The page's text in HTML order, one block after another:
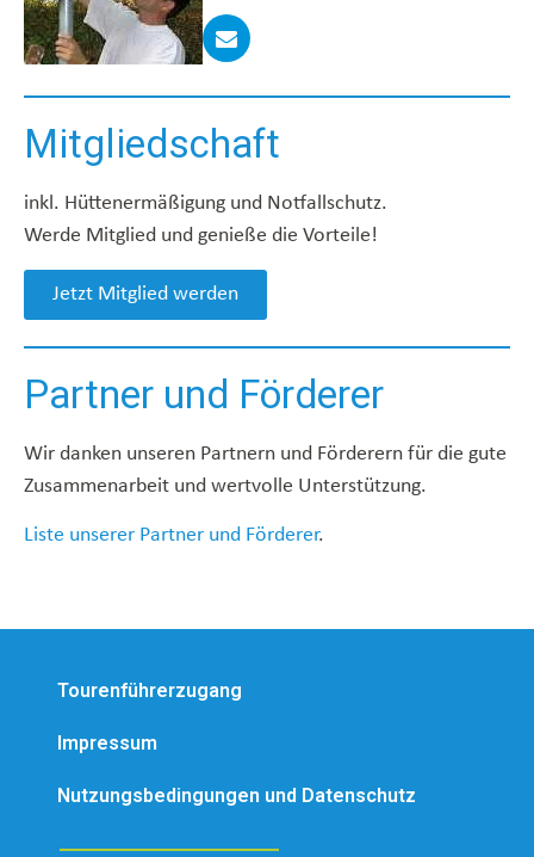
Mitgliedschaft
inkl. Hüttenermäßigung und Notfallschutz.
Werde Mitglied und genieße die Vorteile!
Jetzt Mitglied werden
Partner und Förderer
Wir danken unseren Partnern und Förderern für die gute
Zusammenarbeit und wertvolle Unterstützung.
Liste unserer Partner und Förderer.
Tourenführerzugang
Impressum
Nutzungsbedingungen und Datenschutz